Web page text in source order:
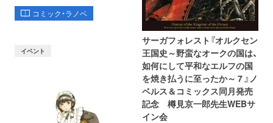
コミック・ラノベ
サーガフォレスト『オルクセン
王国史～野蛮なオークの国は、
如何にして平和なエルフの国
を焼き払うに至ったか～ 7 』ノ
ベルス＆コミックス同月発売
記念 樽見京一郎先生WEBサ
イン会
イベント